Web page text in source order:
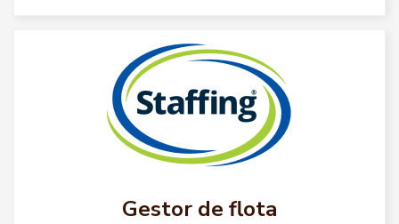
Gestor de flota